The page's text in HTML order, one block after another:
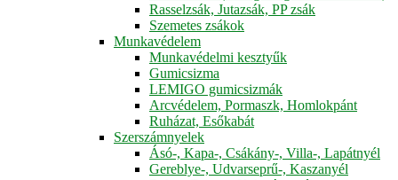
Rasselzsák, Jutazsák, PP zsák
Szemetes zsákok
Munkavédelem
Munkavédelmi kesztyűk
Gumicsizma
LEMIGO gumicsizmák
Arcvédelem, Pormaszk, Homlokpánt
Ruházat, Esőkabát
Szerszámnyelek
Ásó-, Kapa-, Csákány-, Villa-, Lapátnyél
Gereblye-, Udvarseprű-, Kaszanyél